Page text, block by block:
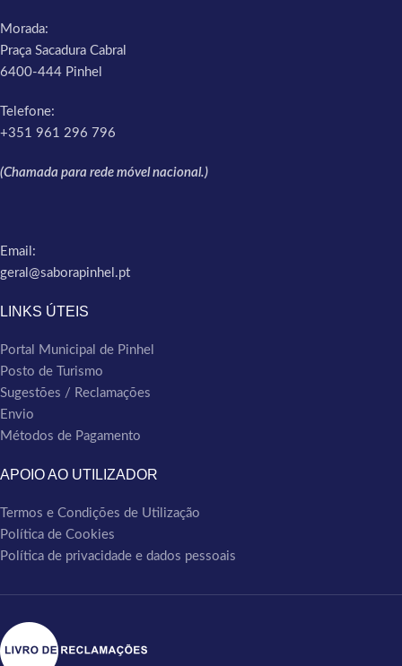
Morada:
Praça Sacadura Cabral
6400-444 Pinhel
Telefone:
+351 961 296 796
(Chamada para rede móvel nacional.)
Email:
geral@saborapinhel.pt
LINKS ÚTEIS
Portal Municipal de Pinhel
Posto de Turismo
Sugestões / Reclamações
Envio
Métodos de Pagamento
APOIO AO UTILIZADOR
Termos e Condições de Utilização
Política de Cookies
Política de privacidade e dados pessoais